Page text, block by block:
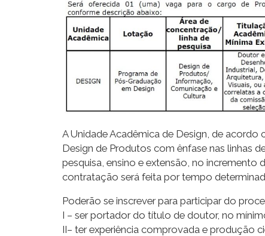
A Unidade Acadêmica de Design, de acordo
Design de Produtos com ênfase nas linhas
pesquisa, ensino e extensão, no
contratação será feita por tempo
Poderão se inscrever para participar do
I – ser portador do título de doutor, no
II– ter experiência comprovada e produção